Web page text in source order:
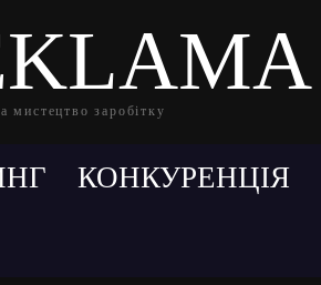
мистецтво заробітку
КОНКУРЕНЦІЯ